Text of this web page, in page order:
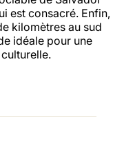
est consacré. Enfin,
kilomètres au sud
idéale pour une